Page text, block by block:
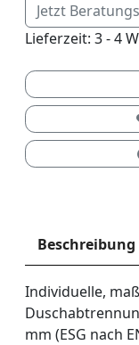
Jetzt
Lieferzeit: 3 - 4
Beschreibung
Individuelle,
mm (ESG nach